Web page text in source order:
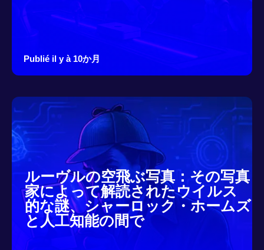
Publié il y à 10か月
ルーヴルの空飛ぶ写真：その写真
家によって解読されたウイルス
的な謎、シャーロック・ホームズ
と人工知能の間で